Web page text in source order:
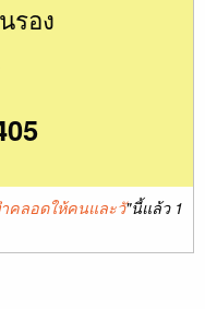
รอง
คลอดให้คนและวั"นี้แล้ว 1